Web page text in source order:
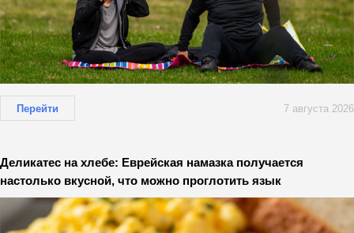
Перейти 7 августа 2026
Деликатес на хлебе: Еврейская намазка получается
настолько вкусной, что можно проглотить язык